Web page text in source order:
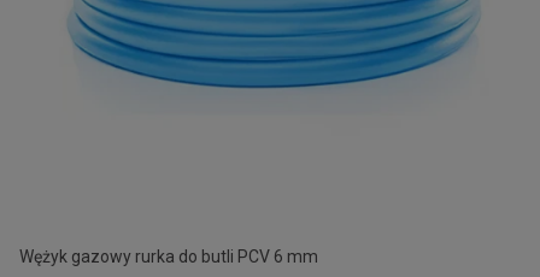
Wężyk gazowy rurka do butli PCV 6 mm